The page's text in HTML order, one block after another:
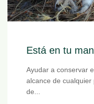
Está en tu
Ayudar a conservar
alcance de
de...